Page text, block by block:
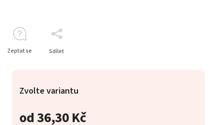
od36,30 Kč
Zvolte variantu
Zeptat se Sdílet